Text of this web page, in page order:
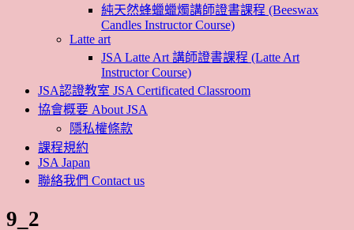
純天然蜂蠟蠟燭講師證書課程 (Beeswax
Candles Instructor Course)
Latte art
JSA Latte Art 講師證書課程 (Latte Art
Instructor Course)
JSA認證教室 JSA Certificated Classroom
協會概要 About JSA
隱私權條款
課程規約
JSA Japan
聯絡我們 Contact us
9_2